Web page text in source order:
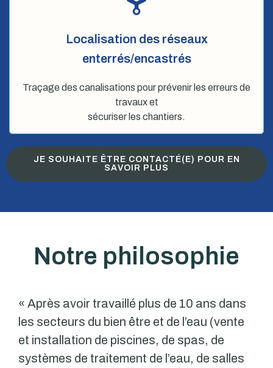
Localisation des réseaux
enterrés/encastrés
Traçage des canalisations pour prévenir les erreurs de
travaux et
sécuriser les chantiers.
JE SOUHAITE ÊTRE CONTACTÉ(E) POUR EN
SAVOIR PLUS
Notre philosophie
« Après avoir travaillé plus de 10 ans dans
les secteurs du bien être et de l’eau (vente
et installation de piscines, de spas, de
systèmes de traitement de l’eau, de salles